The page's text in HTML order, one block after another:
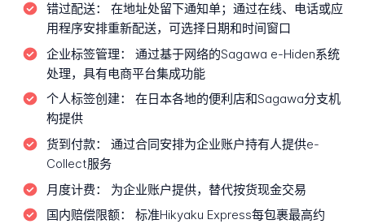
错过配送：
在地址处留下通知单；通过在线、电话或应
用程序安排重新配送，可选择日期和时间窗口
企业标签管理：
通过基于网络的Sagawa e-Hiden系统
处理，具有电商平台集成功能
个人标签创建：
在日本各地的便利店和Sagawa分支机
构提供
货到付款：
通过合同安排为企业账户持有人提供e-
Collect服务
月度计费：
为企业账户提供，替代按货现金交易
国内赔偿限额：
标准Hikyaku Express每包裹最高约